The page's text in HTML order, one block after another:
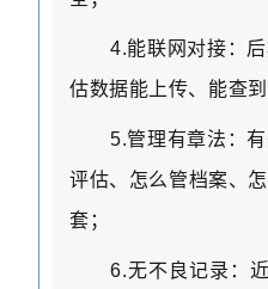
4.能联网对接：
估数据能上传、能查到
5.管理有章法：
评估、怎么管档案、
套；
6.无不良记录：